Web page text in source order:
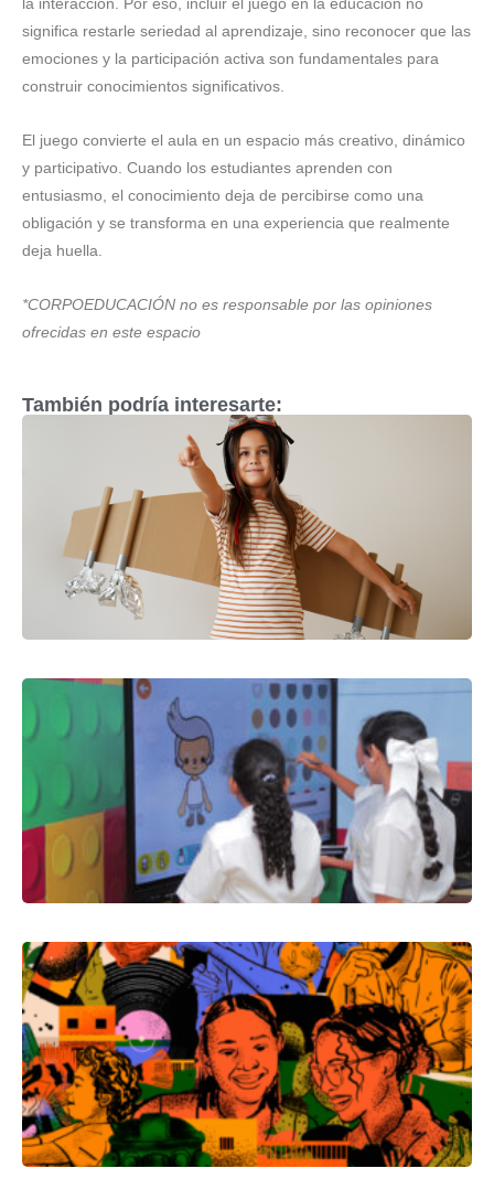
la interacción. Por eso, incluir el juego en la educación no
significa restarle seriedad al aprendizaje, sino reconocer que las
emociones y la participación activa son fundamentales para
construir conocimientos significativos.
El juego convierte el aula en un espacio más creativo, dinámico
y participativo. Cuando los estudiantes aprenden con
entusiasmo, el conocimiento deja de percibirse como una
obligación y se transforma en una experiencia que realmente
deja huella.
*CORPOEDUCACIÓN no es responsable por las opiniones
ofrecidas en este espacio
También podría interesarte: